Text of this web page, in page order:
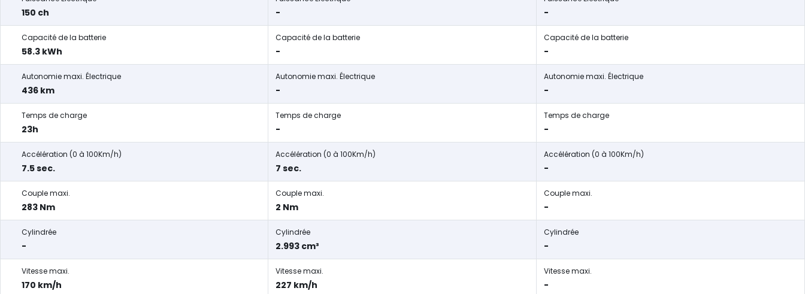
150 ch - -
Capacité de la batterie
58.3 kWh
Capacité de la batterie
-
Capacité de la batterie
-
Autonomie maxi. Électrique
436 km
Autonomie maxi. Électrique
-
Autonomie maxi. Électrique
-
Temps de charge
23h
Temps de charge
-
Temps de charge
-
Accélération (0 à 100Km/h)
7.5 sec.
Accélération (0 à 100Km/h)
7 sec.
Accélération (0 à 100Km/h)
-
Couple maxi.
283 Nm
Couple maxi.
2 Nm
Couple maxi.
-
Cylindrée
-
Cylindrée
2.993 cm³
Cylindrée
-
Vitesse maxi.
170 km/h
Vitesse maxi.
227 km/h
Vitesse maxi.
-